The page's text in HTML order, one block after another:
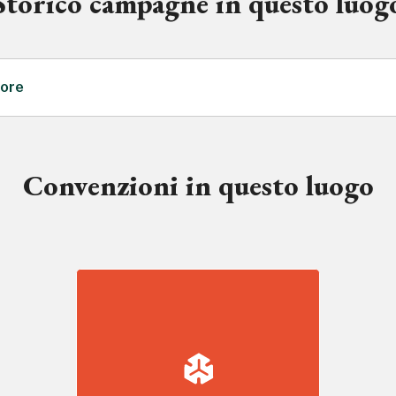
Convenzioni in questo luogo